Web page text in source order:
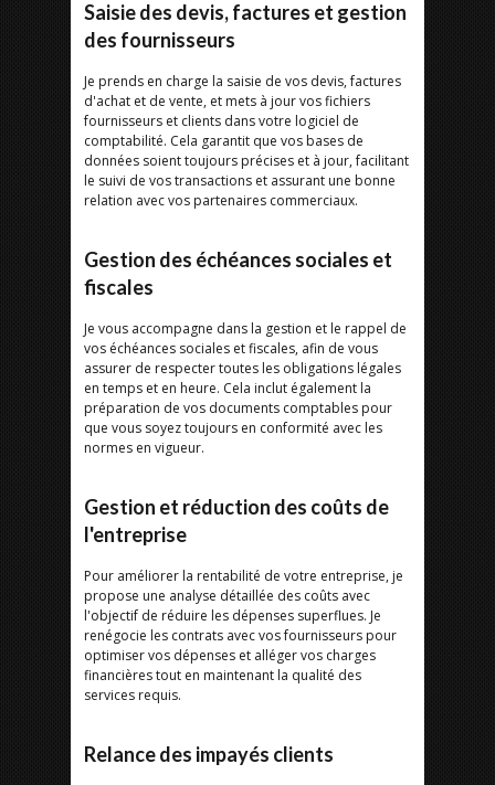
Saisie des devis, factures et gestion
des fournisseurs
Je prends en charge la saisie de vos devis, factures
d'achat et de vente, et mets à jour vos fichiers
fournisseurs et clients dans votre logiciel de
comptabilité. Cela garantit que vos bases de
données soient toujours précises et à jour, facilitant
le suivi de vos transactions et assurant une bonne
relation avec vos partenaires commerciaux.
Gestion des échéances sociales et
fiscales
Je vous accompagne dans la gestion et le rappel de
vos échéances sociales et fiscales, afin de vous
assurer de respecter toutes les obligations légales
en temps et en heure. Cela inclut également la
préparation de vos documents comptables pour
que vous soyez toujours en conformité avec les
normes en vigueur.
Gestion et réduction des coûts de
l'entreprise
Pour améliorer la rentabilité de votre entreprise, je
propose une analyse détaillée des coûts avec
l'objectif de réduire les dépenses superflues. Je
renégocie les contrats avec vos fournisseurs pour
optimiser vos dépenses et alléger vos charges
financières tout en maintenant la qualité des
services requis.
Relance des impayés clients